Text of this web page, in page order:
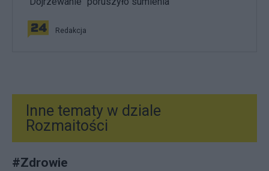
Redakcja
Inne tematy w dziale
Rozmaitości
#Zdrowie